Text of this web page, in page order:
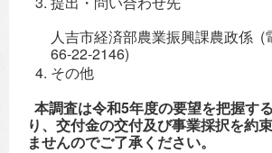
人吉市経済部農業振興課農政係 (
66-22-2146)
その他
本調査は令和5年度の要望を把握す
り、交付金の交付及び事業採択を約
ませんのでご了承ください。